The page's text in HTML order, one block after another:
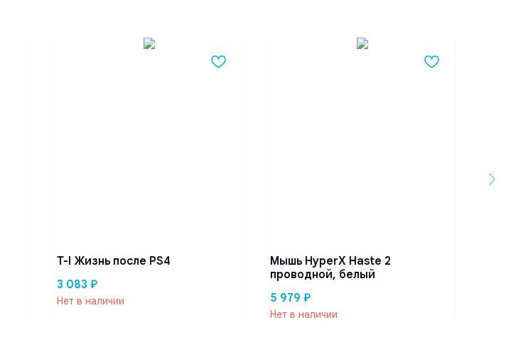
T-I Жизнь после PS4
3 083 ₽
Нет в наличии
Мышь HyperX Haste 2
проводной, белый
5 979 ₽
Нет в наличии